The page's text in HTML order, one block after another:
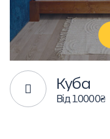
Куба
Від 10000₴